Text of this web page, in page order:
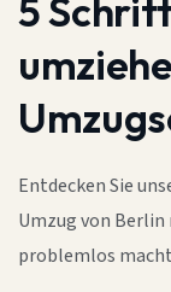
5
Entdecken Sie
Umzug von Berlin
problemlos